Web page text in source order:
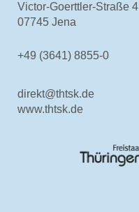
Victor-Goerttler-Straße 4
07745 Jena
+49 (3641) 8855-0
direkt@thtsk.de
www.thtsk.de